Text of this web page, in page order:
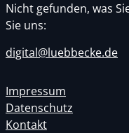
Nicht gefunden, was
Sie uns:
digital@luebbecke.de
Impressum
Datenschutz
Kontakt